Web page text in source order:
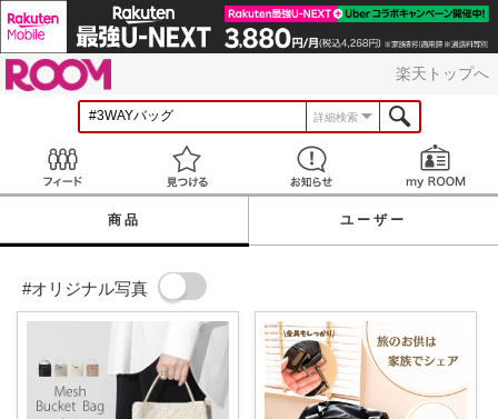
楽天トップへ
詳細検索
見つける お知らせ
商品 ユーザー
#オリジナル写真